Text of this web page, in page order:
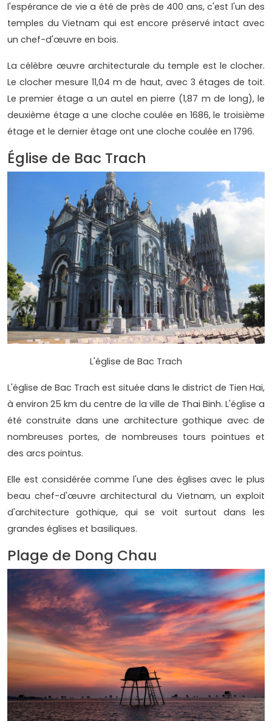
l'espérance de vie a été de près de 400 ans, c'est l'un des
temples du Vietnam qui est encore préservé intact avec
un chef-d'œuvre en bois.
La célèbre œuvre architecturale du temple est le clocher.
Le clocher mesure 11,04 m de haut, avec 3 étages de toit.
Le premier étage a un autel en pierre (1,87 m de long), le
deuxième étage a une cloche coulée en 1686, le troisième
étage et le dernier étage ont une cloche coulée en 1796.
Église de Bac Trach
L'église de Bac Trach
L'église de Bac Trach est située dans le district de Tien Hai,
à environ 25 km du centre de la ville de Thai Binh. L'église a
été construite dans une architecture gothique avec de
nombreuses portes, de nombreuses tours pointues et
des arcs pointus.
Elle est considérée comme l'une des églises avec le plus
beau chef-d'œuvre architectural du Vietnam, un exploit
d'architecture gothique, qui se voit surtout dans les
grandes églises et basiliques.
Plage de Dong Chau